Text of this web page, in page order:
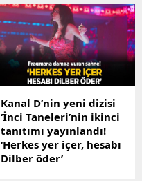
Kanal D’nin yeni dizisi
‘İnci Taneleri’nin ikinci
tanıtımı yayınlandı!
‘Herkes yer içer, hesabı
Dilber öder’